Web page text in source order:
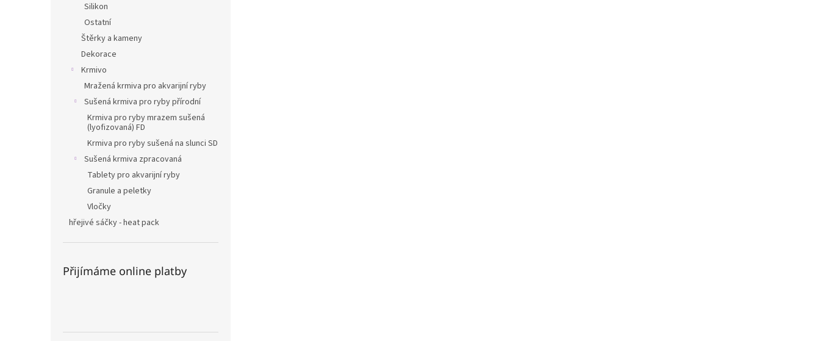
Silikon
Ostatní
Štěrky a kameny
Dekorace
Krmivo
Mražená krmiva pro akvarijní ryby
Sušená krmiva pro ryby přírodní
Krmiva pro ryby mrazem sušená
(lyofizovaná) FD
Krmiva pro ryby sušená na slunci SD
Sušená krmiva zpracovaná
Tablety pro akvarijní ryby
Granule a peletky
Vločky
hřejivé sáčky - heat pack
Přijímáme online platby